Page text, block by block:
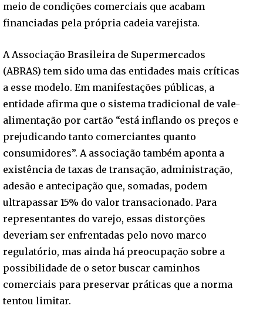
meio de condições comerciais que acabam
financiadas pela própria cadeia varejista.
A Associação Brasileira de Supermercados
(ABRAS) tem sido uma das entidades mais críticas
a esse modelo. Em manifestações públicas, a
entidade afirma que o sistema tradicional de vale-
alimentação por cartão “está inflando os preços e
prejudicando tanto comerciantes quanto
consumidores”. A associação também aponta a
existência de taxas de transação, administração,
adesão e antecipação que, somadas, podem
ultrapassar 15% do valor transacionado. Para
representantes do varejo, essas distorções
deveriam ser enfrentadas pelo novo marco
regulatório, mas ainda há preocupação sobre a
possibilidade de o setor buscar caminhos
comerciais para preservar práticas que a norma
tentou limitar.